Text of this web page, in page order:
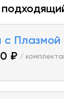
Плазмой
₽ /